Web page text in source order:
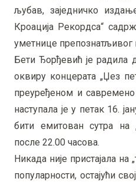
љубав, заједничко
Кроација Рекордса“
уметнице препознатљивог
Бети Ђорђевић је радила
оквиру концерата „Џез
преуређеном и
наступала је у петак 16.
бити емитован сутра
после 22.00 часова.
Никада није пристајала
популарности, остајући